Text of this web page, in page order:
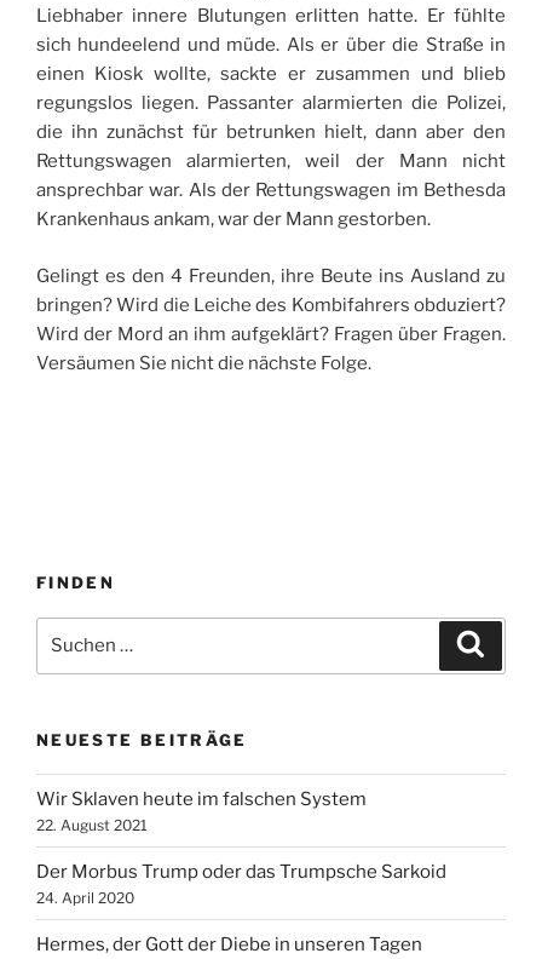
Liebhaber innere Blutungen erlitten hatte. Er fühlte
sich hundeelend und müde. Als er über die Straße in
einen Kiosk wollte, sackte er zusammen und blieb
regungslos liegen. Passanter alarmierten die Polizei,
die ihn zunächst für betrunken hielt, dann aber den
Rettungswagen alarmierten, weil der Mann nicht
ansprechbar war. Als der Rettungswagen im Bethesda
Krankenhaus ankam, war der Mann gestorben.
Gelingt es den 4 Freunden, ihre Beute ins Ausland zu
bringen? Wird die Leiche des Kombifahrers obduziert?
Wird der Mord an ihm aufgeklärt? Fragen über Fragen.
Versäumen Sie nicht die nächste Folge.
FINDEN
nach:
NEUESTE BEITRÄGE
Wir Sklaven heute im falschen System
22. August 2021
Der Morbus Trump oder das Trumpsche Sarkoid
24. April 2020
Hermes, der Gott der Diebe in unseren Tagen